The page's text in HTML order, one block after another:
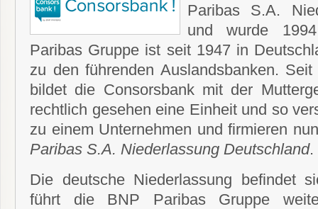
Paribas S.A.
und wurde
Paribas Gruppe ist seit 1947 in
zu den führenden Auslandsbanken.
bildet die Consorsbank mit der
rechtlich gesehen eine Einheit und so
zu einem Unternehmen und firmieren
Paribas S.A. Niederlassung Deutschland.
Die deutsche Niederlassung befindet
führt die BNP Paribas Gruppe